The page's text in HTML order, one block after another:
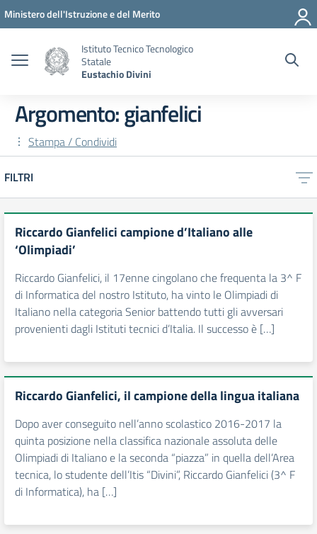
Vai ai contenuti
Vai al menu di navigazione
Vai al footer
Ministero dell'Istruzione e del Merito
Istituto Tecnico Tecnologico
Statale
Eustachio Divini
Argomento: gianfelici
Stampa / Condividi
FILTRI
Riccardo Gianfelici campione d’Italiano alle
‘Olimpiadi’
Riccardo Gianfelici, il 17enne cingolano che frequenta la 3^ F
di Informatica del nostro Istituto, ha vinto le Olimpiadi di
Italiano nella categoria Senior battendo tutti gli avversari
provenienti dagli Istituti tecnici d’Italia. Il successo è […]
Riccardo Gianfelici, il campione della lingua italiana
Dopo aver conseguito nell’anno scolastico 2016-2017 la
quinta posizione nella classifica nazionale assoluta delle
Olimpiadi di Italiano e la seconda “piazza” in quella dell’Area
tecnica, lo studente dell’Itis “Divini”, Riccardo Gianfelici (3^ F
di Informatica), ha […]